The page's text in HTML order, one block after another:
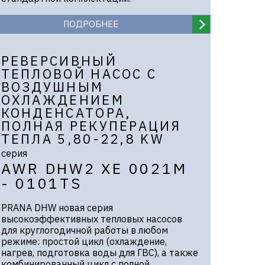
ПОДРОБНЕЕ
РЕВЕРСИВНЫЙ
ТЕПЛОВОЙ НАСОС С
ВОЗДУШНЫМ
ОХЛАЖДЕНИЕМ
КОНДЕНСАТОРА,
ПОЛНАЯ РЕКУПЕРАЦИЯ
ТЕПЛА 5,80-22,8 KW
серия
AWR DHW2 XE 0021M
- 0101TS
PRANA DHW новая серия
высокоэффективных тепловых насосов
для круглогодичной работы в любом
режиме: простой цикл (охлаждение,
нагрев, подготовка воды для ГВС), а также